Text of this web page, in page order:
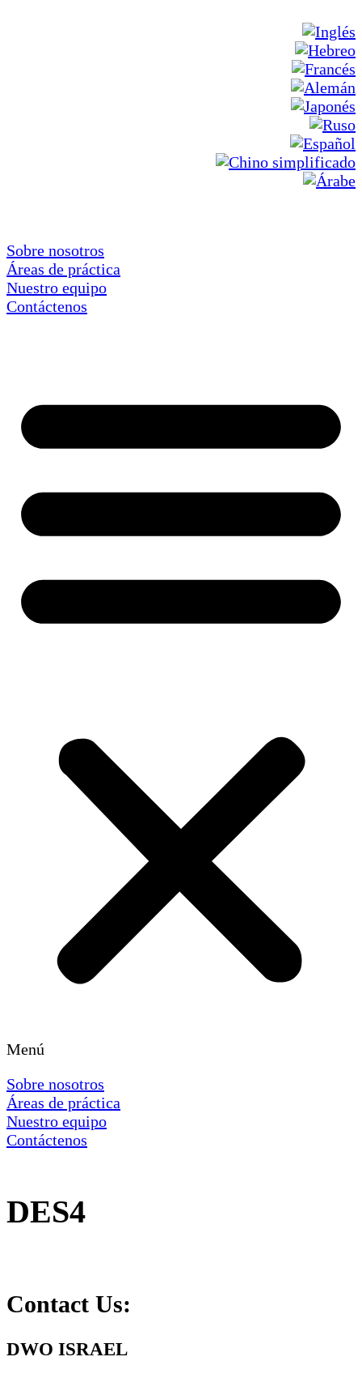
Sobre nosotros
Áreas de práctica
Nuestro equipo
Contáctenos
Menú
Sobre nosotros
Áreas de práctica
Nuestro equipo
Contáctenos
DES4
Contact Us:
DWO ISRAEL